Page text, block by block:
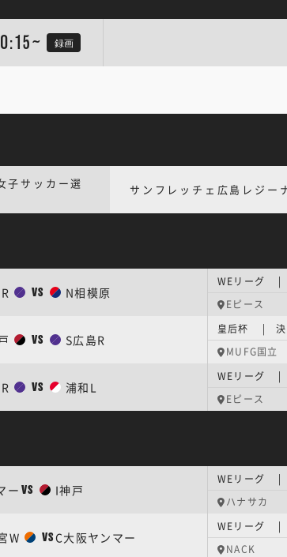
録画
子サッカー選
サンフレッチェ広島レジー
VS N相模原
Eピース
VS S広島R
皇后杯 | 決
MUFG国立
VS 浦和L
WEリーグ |
Eピース
ー VS I神戸
WEリーグ |
ハナサカ
W VSC大阪ヤンマー
WEリーグ |
NACK